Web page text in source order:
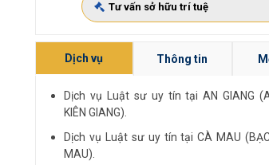
Tư vấn sở hữu trí tuệ
Dịch vụ Thông tin
Dịch vụ Luật sư uy tín tại AN GIANG
KIÊN GIANG).
Dịch vụ Luật sư uy tín tại CÀ MAU
MAU).